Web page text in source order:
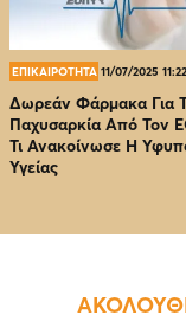
ΕΠΙΚΑΙΡΟΤΗΤΑ 11/07/2025 11:22
Δωρεάν Φάρμακα Για
Παχυσαρκία Από Τον
Τι Ανακοίνωσε Η
Υγείας